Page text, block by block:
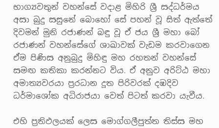
භාග්‍යවතුන් වහන්සේ වදාළ මිහිරි ශ්‍රී සද්ධර්මය
අසා බුදු සසුනේ බොහෝ සේ පහන් වූ සිත් ඇත්තේ
දිවමන් මුනි රජාණන් බඳු වූ ඒ ජය ශ්‍රී මහා බෝ
රජාණන් වහන්සේගේ ශාඛාවක් වැඩම කරවාගෙන
ඒම පිණිස අනුබුදු මිහිඳු මහ රහතන් වහන්සේ
සමඟ කතිකා කරන්නට විය. ඒ අනුව අරිට්ඨ මහා
අමාත්‍යවරයා ප්‍රරධාන දූත පිරිවරක් දඹදිව
ධර්මාශෝක අධිරාජයා වෙත් පිටත් කරවා යැවීය.
එහි ප‍්‍රතිඵලයක් ලෙස මොග්ගලීපුත්ත තිස්ස මහ